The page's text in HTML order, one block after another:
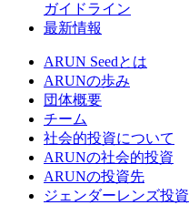
ガイドライン
最新情報
ARUN Seedとは
ARUNの歩み
団体概要
チーム
社会的投資について
ARUNの社会的投資
ARUNの投資先
ジェンダーレンズ投資